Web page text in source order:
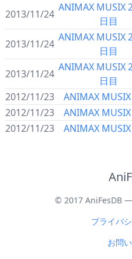
2013/11/24
ANIMAX MUSIX
日目
2013/11/24
ANIMAX MUSIX
日目
2013/11/24
ANIMAX MUSIX
日目
2012/11/23
ANIMAX
2012/11/23
ANIMAX
2012/11/23
ANIMAX
© 2017 AniFesDB —
プライバ
お問